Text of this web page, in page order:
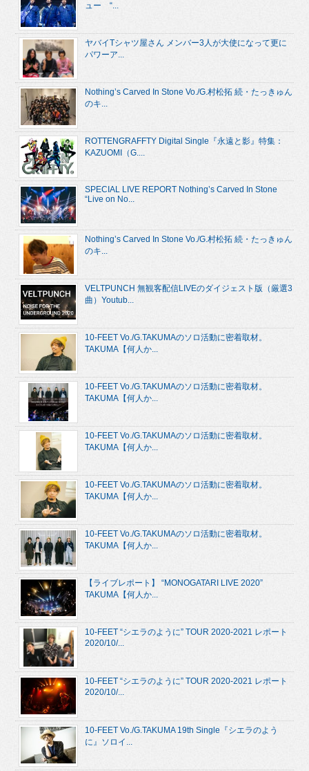
ュー “...
ヤバイTシャツ屋さん メンバー3人が大使になって更に
パワーア...
Nothing’s Carved In Stone Vo./G.村松拓 続・たっきゅん
のキ...
ROTTENGRAFFTY Digital Single『永遠と影』特集：
KAZUOMI（G....
SPECIAL LIVE REPORT Nothing’s Carved In Stone
“Live on No...
Nothing’s Carved In Stone Vo./G.村松拓 続・たっきゅん
のキ...
VELTPUNCH 無観客配信LIVEのダイジェスト版（厳選3
曲）Youtub...
10-FEET Vo./G.TAKUMAのソロ活動に密着取材。
TAKUMA【何人か...
10-FEET Vo./G.TAKUMAのソロ活動に密着取材。
TAKUMA【何人か...
10-FEET Vo./G.TAKUMAのソロ活動に密着取材。
TAKUMA【何人か...
10-FEET Vo./G.TAKUMAのソロ活動に密着取材。
TAKUMA【何人か...
10-FEET Vo./G.TAKUMAのソロ活動に密着取材。
TAKUMA【何人か...
【ライブレポート】 “MONOGATARI LIVE 2020”
TAKUMA【何人か...
10-FEET “シエラのように” TOUR 2020-2021 レポート
2020/10/...
10-FEET “シエラのように” TOUR 2020-2021 レポート
2020/10/...
10-FEET Vo./G.TAKUMA 19th Single『シエラのよう
に』ソロイ...